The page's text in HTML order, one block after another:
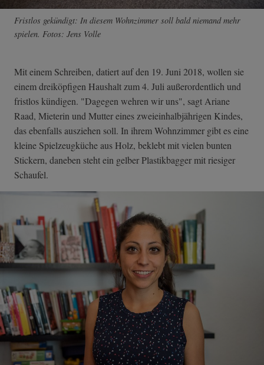
Fristlos gekündigt: In diesem Wohnzimmer soll bald niemand mehr
spielen. Fotos: Jens Volle
Mit einem Schreiben, datiert auf den 19. Juni 2018, wollen sie
einem dreiköpfigen Haushalt zum 4. Juli außerordentlich und
fristlos kündigen. "Dagegen wehren wir uns", sagt Ariane
Raad, Mieterin und Mutter eines zweieinhalbjährigen Kindes,
das ebenfalls ausziehen soll. In ihrem Wohnzimmer gibt es eine
kleine Spielzeugküche aus Holz, beklebt mit vielen bunten
Stickern, daneben steht ein gelber Plastikbagger mit riesiger
Schaufel.